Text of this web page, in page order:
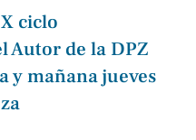
ciclo
Autor de la DPZ
y mañana jueves